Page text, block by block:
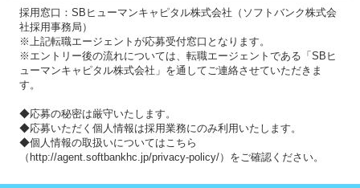
採用窓口：SBヒューマンキャピタル株式会社（ソフトバンク株式会
社採用事務局）
※上記転職エージェントが応募受付窓口となります。
※エントリー後の流れについては、転職エージェントである「SBヒ
ューマンキャピタル株式会社」を通してご連絡させていただきま
す。
◆応募の秘密は厳守いたします。
◆応募いただく個人情報は採用業務にのみ利用いたします。
◆個人情報の取扱いについてはこちら
（http://agent.softbankhc.jp/privacy-policy/）をご確認ください。